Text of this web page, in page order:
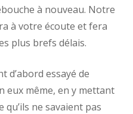
à nouveau. Notre
à votre écoute et fera
plus brefs délais.
d’abord essayé de
eux même, en y mettant
ne savaient pas